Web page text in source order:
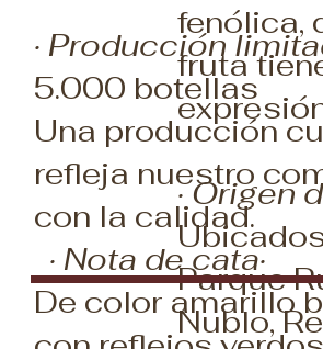
fenólica,
fruta
· Origen
Parque
Nublo,
· Producción
5.000 botellas
Una producción
refleja nuestro
con la calidad.
· Nota de cata·
De color amarillo